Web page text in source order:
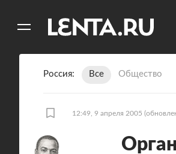
Россия Все Общество
12:49, 9 апреля 2005